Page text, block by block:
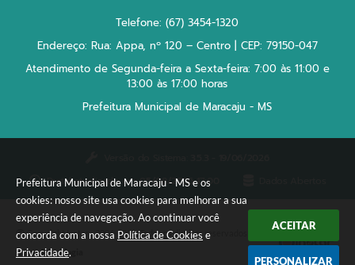
Prefeitura Municipal de Maracaju - MS e os
cookies: nosso site usa cookies para melhorar a sua
experiência de navegação. Ao continuar você
concorda com a nossa Política de Cookies e
Privacidade.
ACEITAR
PERSONALIZAR
Telefone: (67) 3454-1320
Endereço: Rua: Appa, nº 120 – Centro | CEP: 79150-047
Atendimento de Segunda-feira a Sexta-feira: 7:00 às 11:00 e
13:00 às 17:00 horas
Prefeitura Municipal de Maracaju - MS
Portal atualizado em:05/08/2026 17:00
Copyright Instar - 2006-2026. Todos os direitos reservados -
Instar Tecnologia